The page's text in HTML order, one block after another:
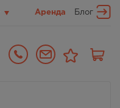
Аренда Блог